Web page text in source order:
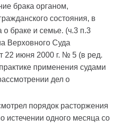
брака органом,
состояния, в
о браке и семье. (ч.3 п.3
Верховного Суда
22 июня 2000 г. № 5 (в ред.
применения судами
дел о
порядок расторжения
истечении одного месяца со